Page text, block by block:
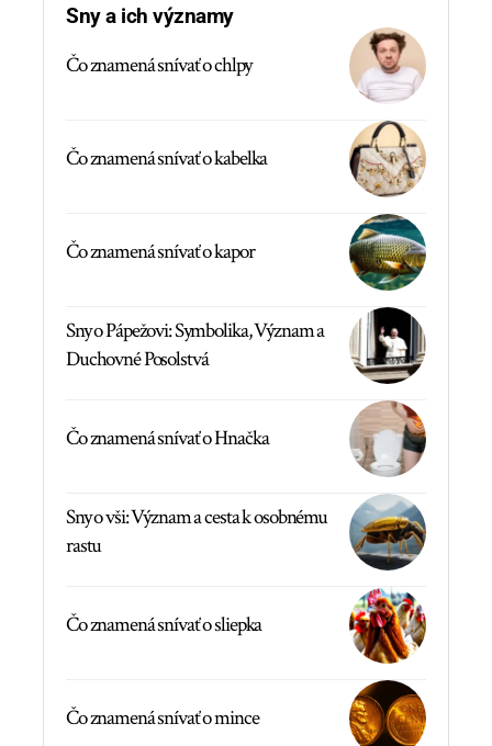
Sny a ich významy
Čo znamená snívať o chlpy
Čo znamená snívať o kabelka
Čo znamená snívať o kapor
Sny o Pápežovi: Symbolika, Význam a
Duchovné Posolstvá
Čo znamená snívať o Hnačka
Sny o vši: Význam a cesta k osobnému
rastu
Čo znamená snívať o sliepka
Čo znamená snívať o mince